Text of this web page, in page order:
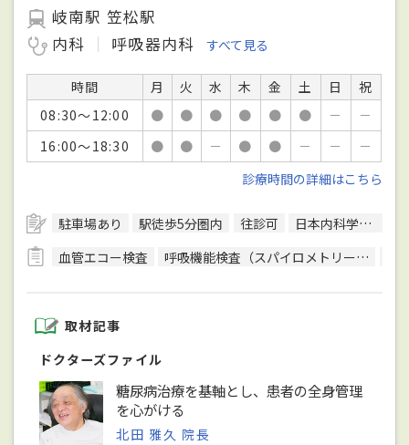
岐南駅 笠松駅
内科
呼吸器内科 すべて見る
時間 月 火 水 木 金 土 日
祝
08:30～12:00
● ● ● ● ● ● －
－
16:00～18:30
● ● － ● ● － －
－
診療時間の詳細はこちら
駐車場あり 駅徒歩5分圏内 往診可
日本内科学会総合内科専門医
血管エコー検査
呼吸機能検査（スパイロメトリー）
取材記事
ドクターズファイル
糖尿病治療を基軸とし、患者の全身管理
を心がける
北田 雅久 院長